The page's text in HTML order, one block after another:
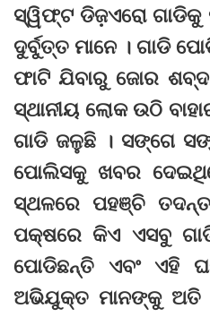
ସ୍ୱିଫ୍ଟ ଡିଜ଼ଏରୋ
ଦୁର୍ବୁତ୍ତ ମାନେ । ଗାଡି
ଫାଟି ଯିବାରୁ ଜୋର
ସ୍ଥାନୀୟ ଲୋକ ଉଠି
ଗାଡି ଜଳୁଛି । ସଙ୍ଗେ
ପୋଲିସକୁ ଖବର
ସ୍ଥଳରେ ପହଞ୍ଚି
ପକ୍ଷରେ କିଏ ଏସବୁ
ପୋଡିଛନ୍ତି ଏବଂ ଏହି
ଅଭିଯୁକ୍ତ ମାନଙ୍କୁ ଅତି